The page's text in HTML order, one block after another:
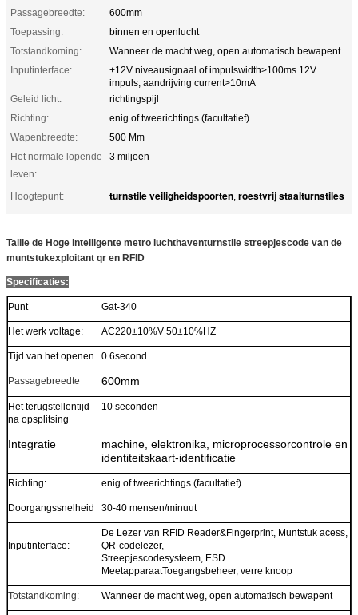
Passagebreedte:
600mm
Toepassing:
binnen en openlucht
Totstandkoming:
Wanneer de macht weg, open automatisch bewapent
Inputinterface:
+12V niveausignaal of impulswidth>100ms 12V
impuls, aandrijving current>10mA
Geleid licht:
richtingspijl
Richting:
enig of tweerichtings (facultatief)
Wapenbreedte:
500 Mm
Het normale lopende
leven:
3 miljoen
Hoogtepunt: turnstile veiligheidspoorten, roestvrij staalturnstiles
Taille de Hoge intelligente metro luchthaventurnstile streepjescode van de
muntstukexploitant qr en RFID
Specificaties:
Punt Gat-340
Het werk voltage: AC220±10%V 50±10%HZ
Tijd van het openen 0.6second
Passagebreedte 600mm
Het terugstellentijd
na opsplitsing
10 seconden
Integratie
machine, elektronika, microprocessorcontrole en
identiteitskaart-identificatie
Richting: enig of tweerichtings (facultatief)
Doorgangssnelheid 30-40 mensen/minuut
Inputinterface:
De Lezer van RFID Reader&Fingerprint, Muntstuk acess,
QR-codelezer,
Streepjescodesysteem, ESD
MeetapparaatToegangsbeheer, verre knoop
Totstandkoming: Wanneer de macht weg, open automatisch bewapent